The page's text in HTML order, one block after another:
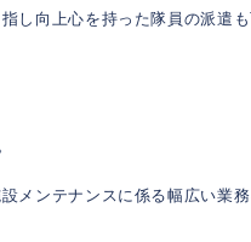
し向上心を持った隊員の派遣も
メンテナンスに係る幅広い業